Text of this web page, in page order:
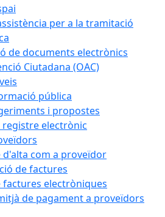
per a la tramitació
de documents electrònics
Ciutadana (OAC)
pública
i propostes
registre electrònic
d'alta com a proveïdor
de factures
factures electròniques
de pagament a proveïdors